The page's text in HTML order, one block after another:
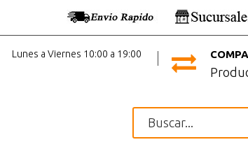
Lunes a Viernes 10:00 a 19:00